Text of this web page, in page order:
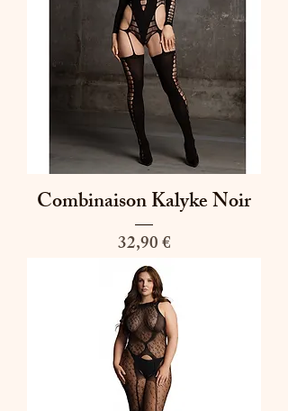
Combinaison Kalyke Noir
Prix
32,90 €